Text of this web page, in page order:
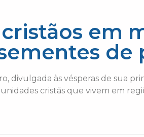
em
de
divulgada às vésperas de sua
cristãs que vivem em